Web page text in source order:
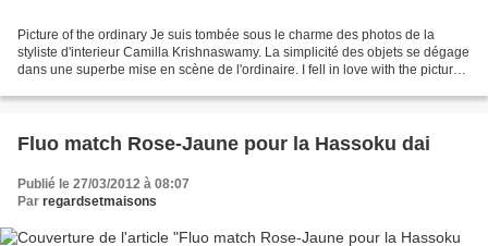
Picture of the ordinary Je suis tombée sous le charme des photos de la
styliste d'interieur Camilla Krishnaswamy. La simplicité des objets se dégage
dans une superbe mise en scène de l'ordinaire. I fell in love with the pictures
Fluo match Rose-Jaune pour la Hassoku dai
Publié le 27/03/2012 à 08:07
Par regardsetmaisons